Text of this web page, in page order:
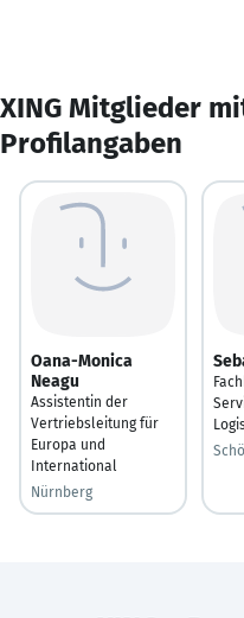
XING Mitglieder
Profilangaben
Oana-Monica
Neagu
Assistentin der
Vertriebsleitung für
Europa und
International
Nürnberg